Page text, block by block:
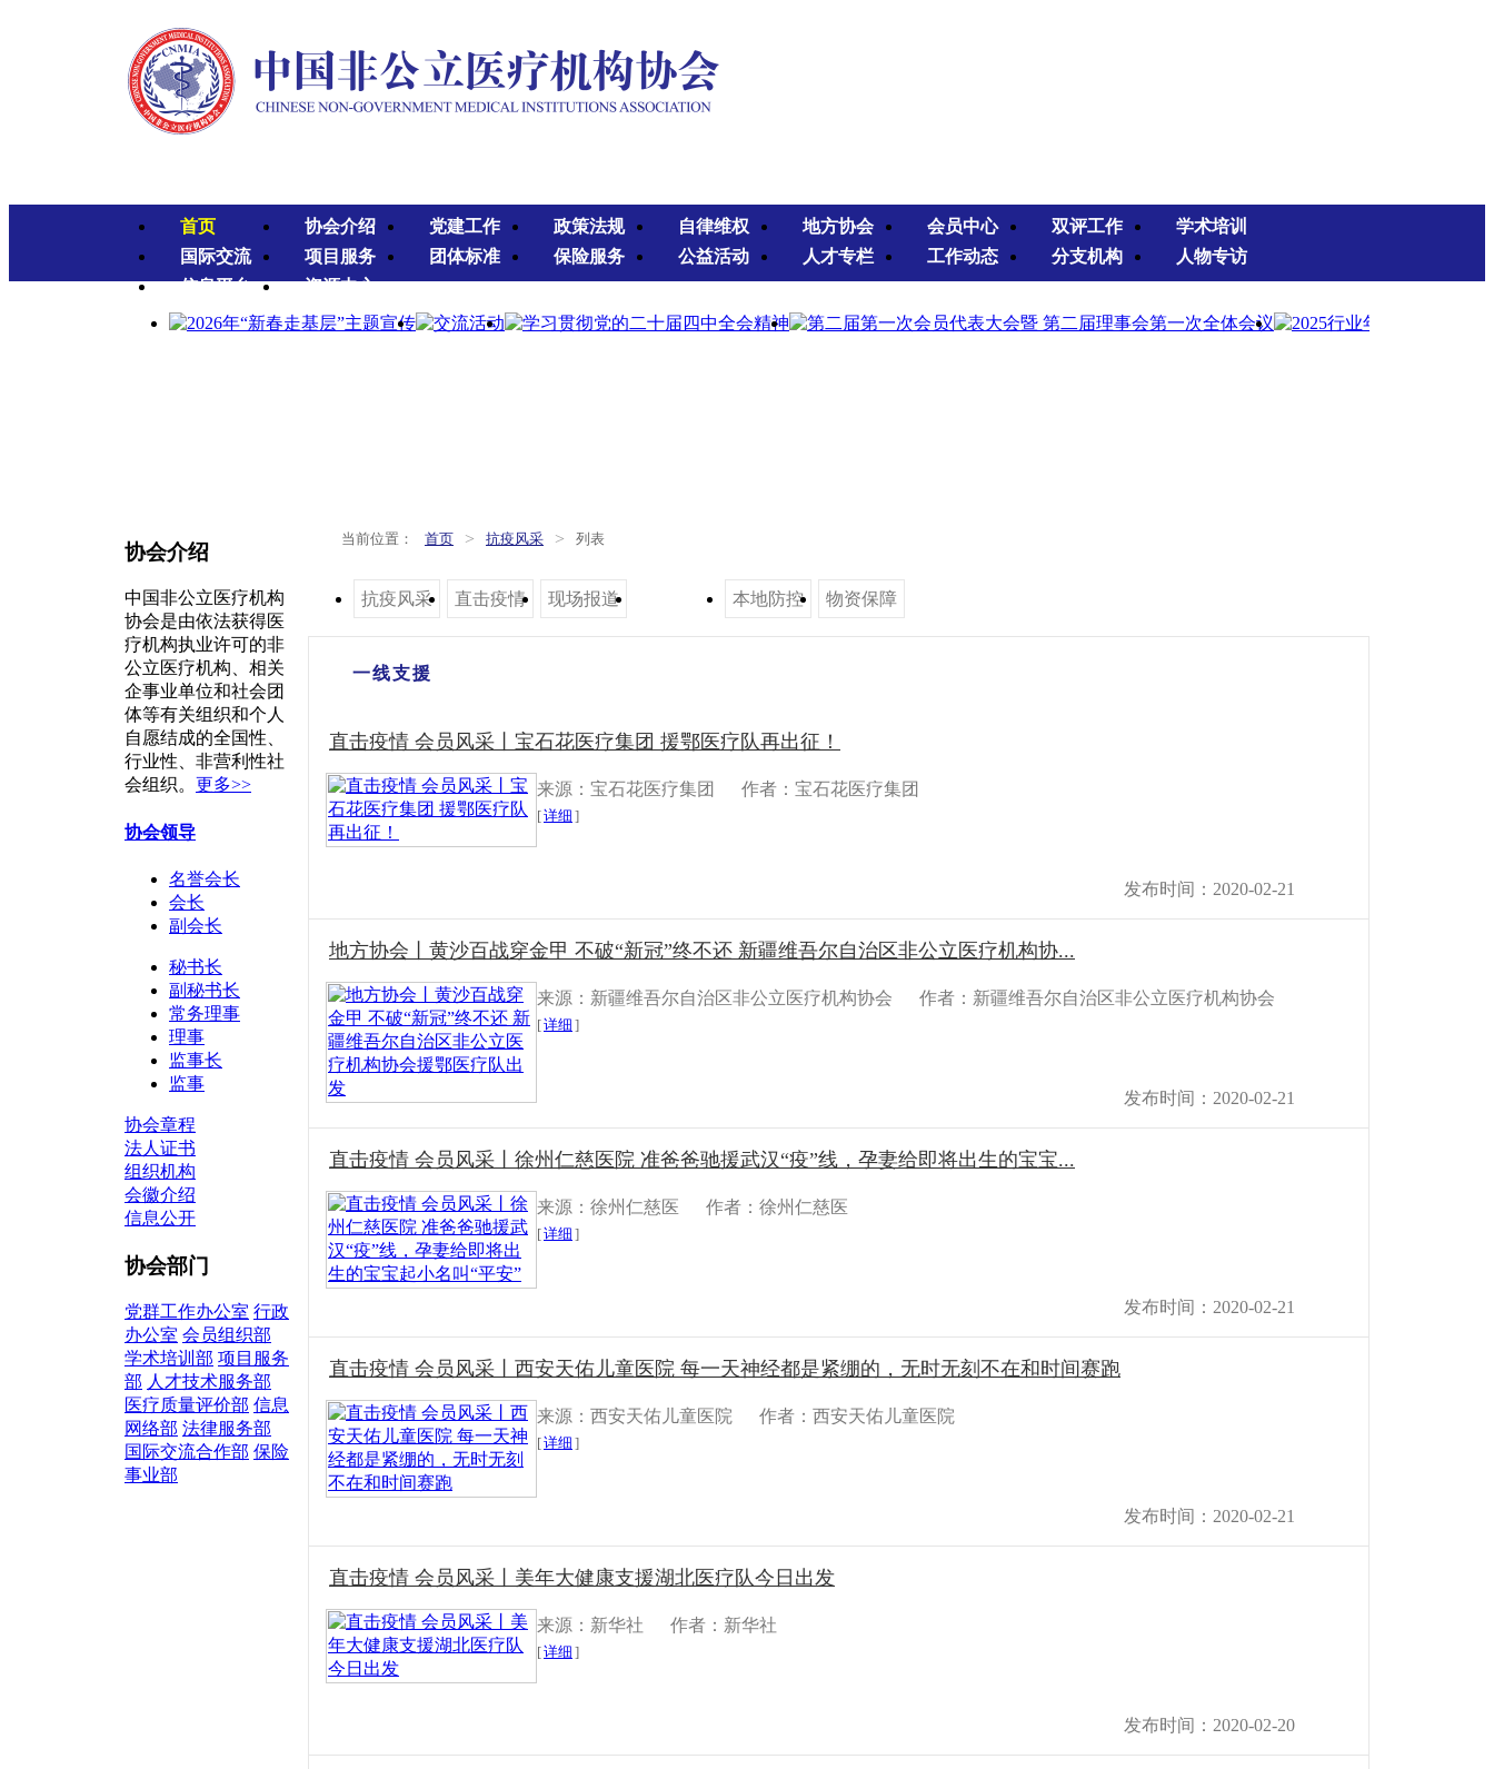
首页 协会介绍 党建工作 政策法规 自律维权 地方协会 会员中心 双评工作
学术培训
国际交流
项目服务 团体标准 保险服务 公益活动 人才专栏 工作动态 分支机构
人物专访
信息平台
资源中心
协会介绍
中国非公立医疗机构
协会是由依法获得医
疗机构执业许可的非
公立医疗机构、相关
企事业单位和社会团
体等有关组织和个人
自愿结成的全国性、
行业性、非营利性社
会组织。 更多>>
协会领导
名誉会长
会长
副会长
秘书长
副秘书长
常务理事
理事
监事长
监事
协会章程
法人证书
组织机构
会徽介绍
信息公开
协会部门
党群工作办公室 行政
办公室 会员组织部
学术培训部 项目服务
部 人才技术服务部
医疗质量评价部 信息
网络部 法律服务部
国际交流合作部 保险
事业部
当前位置： 首页 > 抗疫风采 > 列表
抗疫风采 直击疫情 现场报道 一线支援 本地防控 物资保障
一线支援
直击疫情 会员风采丨宝石花医疗集团 援鄂医疗队再出征！
来源：宝石花医疗集团 作者：宝石花医疗集团
[详细 ]
发布时间：2020-02-21
地方协会丨黄沙百战穿金甲 不破“新冠”终不还 新疆维吾尔自治区非公立医疗机构协...
来源：新疆维吾尔自治区非公立医疗机构协会 作者：新疆维吾尔自治区非公立医疗机构协会
[详细 ]
发布时间：2020-02-21
直击疫情 会员风采丨​徐州仁慈医院 准爸爸驰援武汉“疫”线，孕妻给即将出生的宝宝...
来源：徐州仁慈医 作者：徐州仁慈医
[详细 ]
发布时间：2020-02-21
直击疫情 会员风采丨西安天佑儿童医院 每一天神经都是紧绷的，无时无刻不在和时间赛跑
来源：西安天佑儿童医院 作者：西安天佑儿童医院
[详细 ]
发布时间：2020-02-21
直击疫情 会员风采丨​美年大健康支援湖北医疗队今日出发
来源：新华社 作者：新华社
[详细 ]
发布时间：2020-02-20